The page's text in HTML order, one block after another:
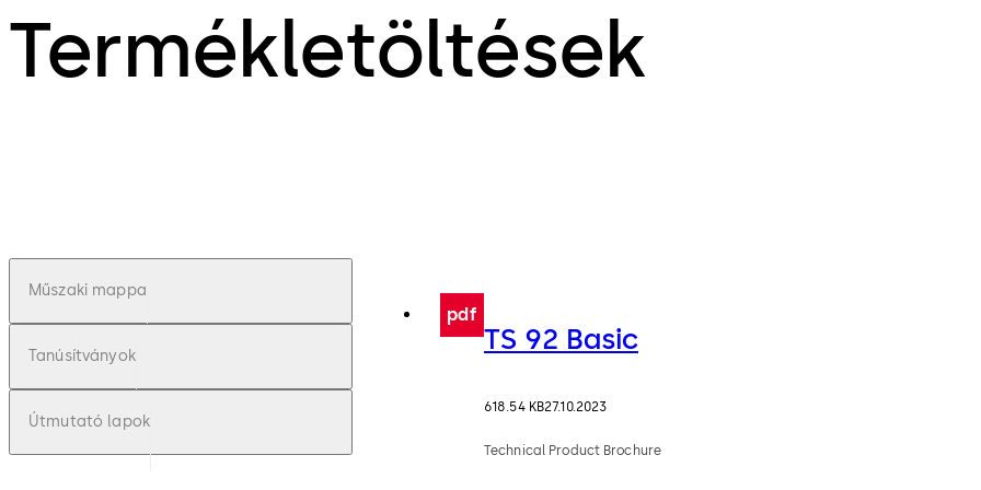
Termékletöltések
Műszaki mappa
Tanúsítványok
Útmutató lapok
pdf
TS 92 Basic
618.54 KB27.10.2023
Technical Product Brochure